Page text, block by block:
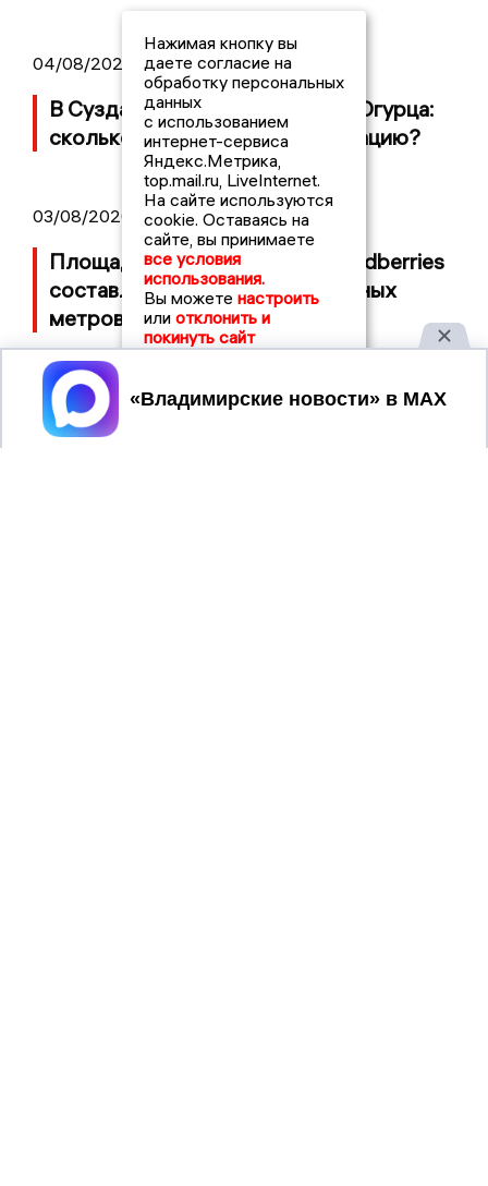
04/08/2026 09:01
В Суздале прошёл Фестиваль Огурца:
сколько потратили на организацию?
03/08/2026 14:13
Площадь пожара на складе Wildberries
составляет 100 тысяч квадратных
метров
Нажимая кнопку вы
даете согласие на
обработку персональных
данных
с использованием
интернет-сервиса
Яндекс.Метрика,
top.mail.ru, LiveInternet.
На сайте используются
cookie. Оставаясь на
сайте, вы принимаете
все условия
использования.
Вы можете настроить
или отклонить и
покинуть сайт
Принять